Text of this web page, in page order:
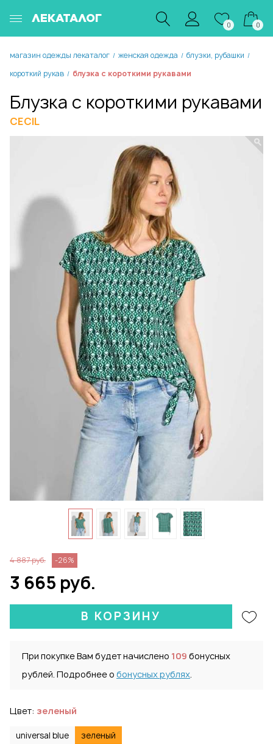
ЛЕКАТАЛОГ
0 0
магазин одежды лекаталог / женская одежда / блузки, рубашки /
короткий рукав / блузка с короткими рукавами
Блузка с короткими рукавами
CECIL
4 887 руб. -26%
3 665 руб.
В КОРЗИНУ
При покупке Вам будет начислено 109 бонусных
рублей. Подробнее о бонусных рублях.
Цвет: зеленый
universal blue зеленый